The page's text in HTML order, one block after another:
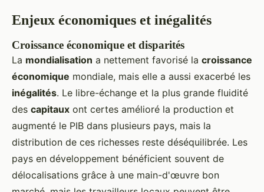
Enjeux économiques et inégalités
Croissance économique et disparités
La mondialisation a nettement favorisé la croissance
économique mondiale, mais elle a aussi exacerbé les
inégalités. Le libre-échange et la plus grande fluidité
des capitaux ont certes amélioré la production et
augmenté le PIB dans plusieurs pays, mais la
distribution de ces richesses reste déséquilibrée. Les
pays en développement bénéficient souvent de
délocalisations grâce à une main-d'œuvre bon